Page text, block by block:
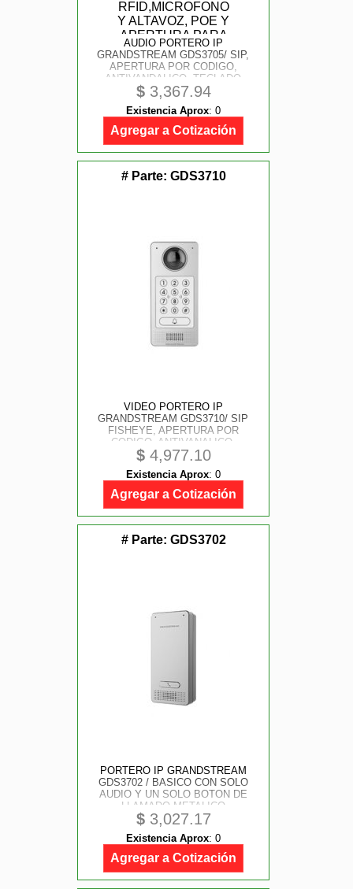
AUDIO PORTERO IP
GRANDSTREAM GDS3705/ SIP,
APERTURA POR CODIGO,
ANTIVANDALICO, TECLADO
RETRO-ILUMINADO, LECTOR
RFID, MICROFONO Y ALTAVOZ,
POE Y APERTURA PARA DOS
PUERTAS
$3,367.94
Existencia Aprox: 0
Agregar a Cotización
# Parte: GDS3710
VIDEO PORTERO IP
GRANDSTREAM GDS3710/ SIP
FISHEYE, APERTURA POR
CODIGO, ANTIVANALICO,
TECLADO RETRO-ILUMINADO,
LECTOR RFID, MICROFONO Y
ALTAVOZ, POE Y APERTURA
PARA DOS PUERTAS
$4,977.10
Existencia Aprox: 0
Agregar a Cotización
# Parte: GDS3702
PORTERO IP GRANDSTREAM
GDS3702 / BASICO CON SOLO
AUDIO Y UN SOLO BOTON DE
LLAMADO METALICO
$3,027.17
Existencia Aprox: 0
Agregar a Cotización